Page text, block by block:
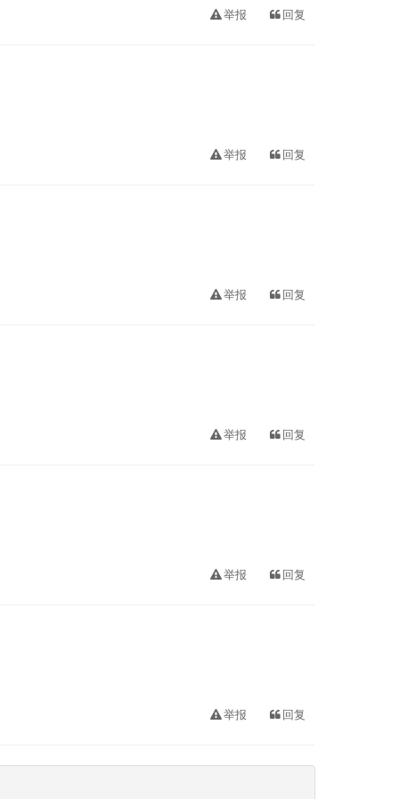
举报 回复
举报 回复
举报 回复
举报 回复
举报 回复
举报 回复